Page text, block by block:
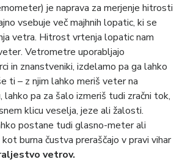
je naprava za merjenje hitrosti
vsebuje več majhnih lopatic, ki se
vetra. Hitrost vrtenja lopatic nam
Vetrometre uporabljajo
in znanstveniki, izdelamo pa ga lahko
ti – z njim lahko meriš veter na
lahko pa za šalo izmeriš tudi zračni tok,
klicu veselja, jeze ali žalosti.
postane tudi glasno-meter ali
burna čustva preraščajo v pravi vihar
vetrov.